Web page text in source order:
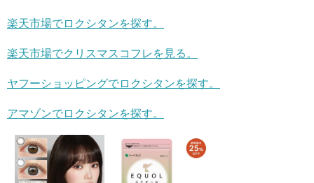
楽天市場でロクシタンを探す。
楽天市場でクリスマスコフレを見る。
ヤフーショッピングでロクシタンを探す。
アマゾンでロクシタンを探す。